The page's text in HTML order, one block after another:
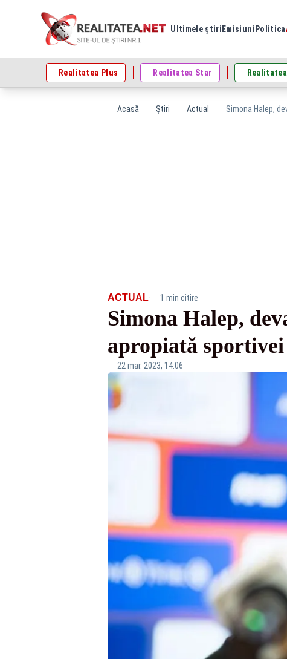
Ultimele știri Emisiuni Politica
Realitatea Plus Realitatea Star
Acasă Știri Actual Simona Halep,
ACTUAL· 1 min citire
Simona Halep,
apropiată sportivei
22 mar. 2023, 14:06